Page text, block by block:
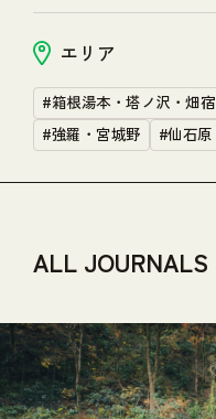
エリア
#箱根湯本・塔ノ沢・畑宿
#強羅・宮城野
#仙石原
ALL JOURNALS